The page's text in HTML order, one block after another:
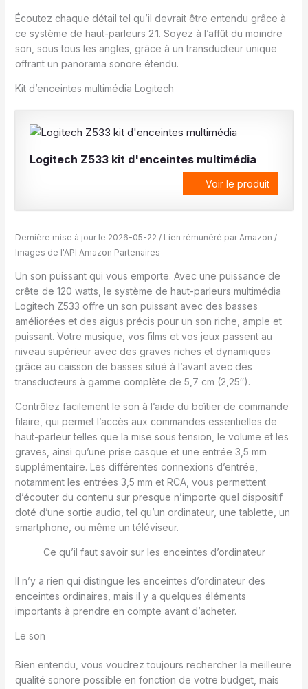
Écoutez chaque détail tel qu’il devrait être entendu grâce à
ce système de haut-parleurs 2.1. Soyez à l’affût du moindre
son, sous tous les angles, grâce à un transducteur unique
offrant un panorama sonore étendu.
Kit d’enceintes multimédia Logitech
Logitech Z533 kit d'enceintes multimédia
Voir le produit
Dernière mise à jour le 2026-05-22 / Lien rémunéré par Amazon /
Images de l'API Amazon Partenaires
Un son puissant qui vous emporte. Avec une puissance de
crête de 120 watts, le système de haut-parleurs multimédia
Logitech Z533 offre un son puissant avec des basses
améliorées et des aigus précis pour un son riche, ample et
puissant. Votre musique, vos films et vos jeux passent au
niveau supérieur avec des graves riches et dynamiques
grâce au caisson de basses situé à l’avant avec des
transducteurs à gamme complète de 5,7 cm (2,25″).
Contrôlez facilement le son à l’aide du boîtier de commande
filaire, qui permet l’accès aux commandes essentielles de
haut-parleur telles que la mise sous tension, le volume et les
graves, ainsi qu’une prise casque et une entrée 3,5 mm
supplémentaire. Les différentes connexions d’entrée,
notamment les entrées 3,5 mm et RCA, vous permettent
d’écouter du contenu sur presque n’importe quel dispositif
doté d’une sortie audio, tel qu’un ordinateur, une tablette, un
smartphone, ou même un téléviseur.
Ce qu’il faut savoir sur les enceintes d’ordinateur
Il n’y a rien qui distingue les enceintes d’ordinateur des
enceintes ordinaires, mais il y a quelques éléments
importants à prendre en compte avant d’acheter.
Le son
Bien entendu, vous voudrez toujours rechercher la meilleure
qualité sonore possible en fonction de votre budget, mais